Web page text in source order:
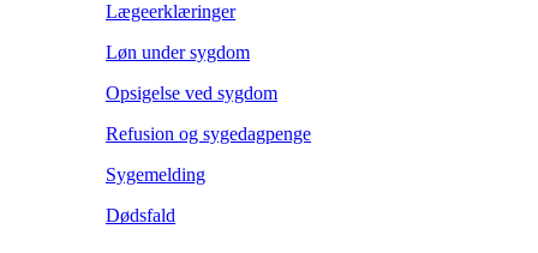
Lægeerklæringer
Løn under sygdom
Opsigelse ved sygdom
Refusion og sygedagpenge
Sygemelding
Dødsfald